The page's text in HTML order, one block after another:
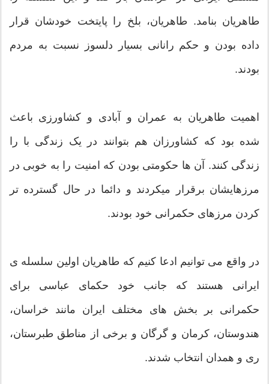
طاهریان بنامد. طاهریان، بلخ را پایتخت خودشان قرار
داده بودن و حکم رانانی بسیار دلسوز نسبت به مردم
بودند.
اهمیت طاهریان به عمران و آبادی و کشاورزی باعث
شده بود که کشاورزان هم بتوانند در یک زندگی با را
زندگی کنند. آن ها حکومتی بودن که امنیت را به خوبی در
مرزهایشان برقرار میکردند و دائما در حال گسترده تر
کردن مرزهای حکمرانی خود بودند.
در واقع می توانیم ادعا کنیم که طاهریان اولین سلسله ی
ایرانی هستند که جانب خود حکمای عباسی برای
حکمرانی بر بخش های مختلف ایران مانند خراسان،
هندوستان، کرمان و گرگان و برخی از مناطق طبرستان،
ری و همدان انتخاب شدند.